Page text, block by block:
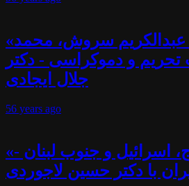
«انتخابات» ایران، عبدالکریم سروش، محمد
و دموکراسی - دکتر
جلال ایجادی
56 years ago
«انتخابات»، توماج، اسرائیل و جنوب لبنان -
با دکتر حسین لاجوردی